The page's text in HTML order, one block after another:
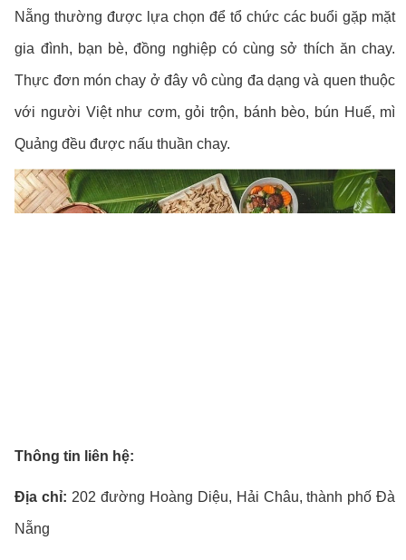
Nẵng thường được lựa chọn để tổ chức các buổi gặp mặt
gia đình, bạn bè, đồng nghiệp có cùng sở thích ăn chay.
Thực đơn món chay ở đây vô cùng đa dạng và quen thuộc
với người Việt như cơm, gỏi trộn, bánh bèo, bún Huế, mì
Quảng đều được nấu thuần chay.
Thông tin liên hệ:
Địa chỉ: 202 đường Hoàng Diệu, Hải Châu, thành phố Đà
Nẵng